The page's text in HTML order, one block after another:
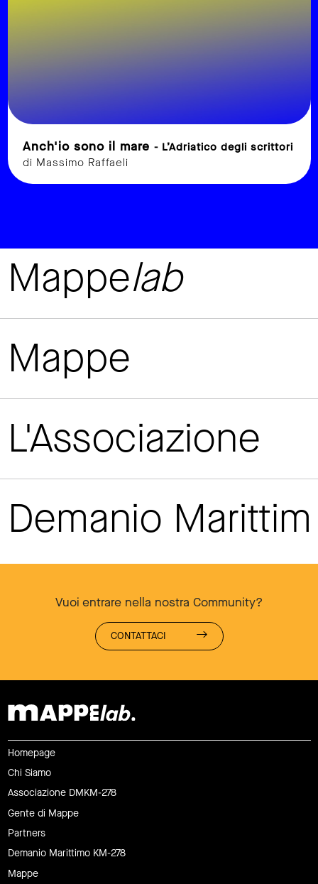
Anch'io sono il mare - L’Adriatico degli scrittori
di Massimo Raffaeli
Mappelab
Mappe
L'Associazione
Demanio
Vuoi entrare nella nostra Community?
CONTATTACI
Homepage
Chi Siamo
Associazione DMKM-278
Gente di Mappe
Partners
Demanio Marittimo KM-278
Mappe